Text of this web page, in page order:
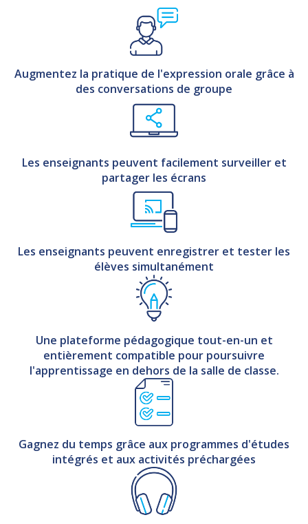
Augmentez la pratique de l'expression orale grâce à
des conversations de groupe
Les enseignants peuvent facilement surveiller et
partager les écrans
Les enseignants peuvent enregistrer et tester les
élèves simultanément
Une plateforme pédagogique tout-en-un et
entièrement compatible pour poursuivre
l'apprentissage en dehors de la salle de classe.
Gagnez du temps grâce aux programmes d'études
intégrés et aux activités préchargées